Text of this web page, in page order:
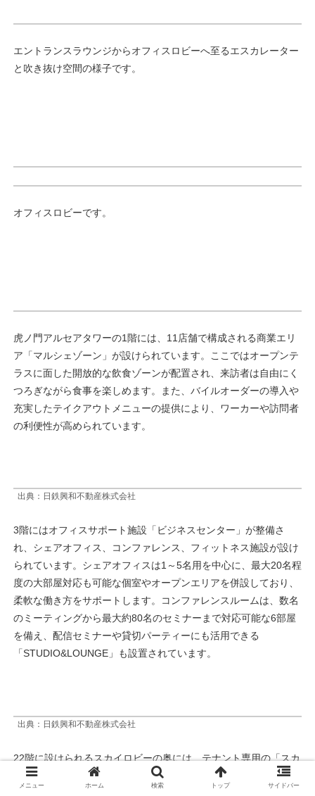
エントランスラウンジからオフィスロビーへ至るエスカレーター
と吹き抜け空間の様子です。
オフィスロビーです。
虎ノ門アルセアタワーの1階には、11店舗で構成される商業エリ
ア「マルシェゾーン」が設けられています。ここではオープンテ
ラスに面した開放的な飲食ゾーンが配置され、来訪者は自由にく
つろぎながら食事を楽しめます。また、バイルオーダーの導入や
充実したテイクアウトメニューの提供により、ワーカーや訪問者
の利便性が高められています。
出典：日鉄興和不動産株式会社
3階にはオフィスサポート施設「ビジネスセンター」が整備さ
れ、シェアオフィス、コンファレンス、フィットネス施設が設け
られています。シェアオフィスは1～5名用を中心に、最大20名程
度の大部屋対応も可能な個室やオープンエリアを併設しており、
柔軟な働き方をサポートします。コンファレンスルームは、数名
のミーティングから最大約80名のセミナーまで対応可能な6部屋
を備え、配信セミナーや貸切パーティーにも活用できる
「STUDIO&LOUNGE」も設置されています。
出典：日鉄興和不動産株式会社
22階に設けられるスカイロビーの奥には、テナント専用の「スカ
イラウンジ」が整備され、カウンター席やシート席など多様な座
メニュー ホーム 検索 トップ サイドバー